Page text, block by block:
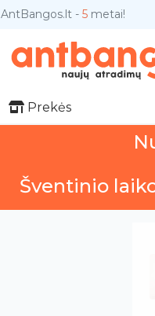
AntBangos.lt - 5 metai!
Prekės
Šventinio